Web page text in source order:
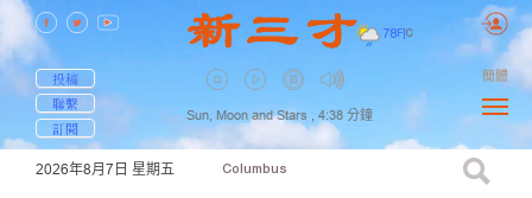
78F| C
投稿
聯繫
訂閱
Sun, Moon and Stars , 4:38 分鐘
簡體
2026年8月7日 星期五 Columbus